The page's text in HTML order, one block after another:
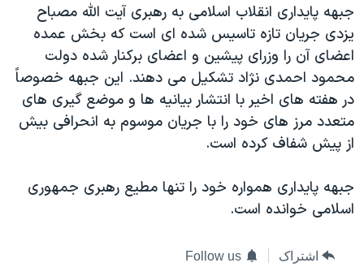
جبهه پایداری انقلاب اسلامی به رهبری آیت الله مصباح
یزدی جریان تازه تاسیس شده ای است که بخش عمده
اعضای آن را وزرای پیشین و اعضای برکنار شده دولت
محمود احمدی نژاد تشکیل می دهند. این جبهه خصوصاً
در هفته های اخیر با انتشار بیانیه ها و موضع گیری های
متعدد مرز های خود را با جریان موسوم به انحرافی بیش
از پیش شفاف کرده است.
جبهه پایداری همواره خود را تنها مطیع رهبری جمهوری
اسلامی خوانده است.
اشتراک Follow us